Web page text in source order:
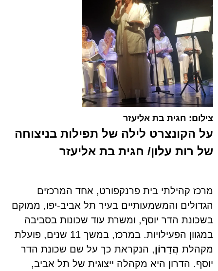
צילום: חגית בת אליעזר
על הקונצרט לילה של תפילות בניצוחה
של רות עלון/ חגית בת אליעזר
מרכז קהילתי בית פרנקפורט, אחד המרכזים
הגדולים והמשמעותיים בעיר תל אביב-יפו, ממוקם
בשכונת הדר יוסף, ומשרת עוד שכונות בסביבה
במגוון הפעילויות. במרכז, במשך 11 שנים, פועלת
מקהלת הֲדָרוֹן, הנקראת כך על שם שכונת הדר
יוסף. הדרון היא מקהלה ייצוגית של תל אביב,